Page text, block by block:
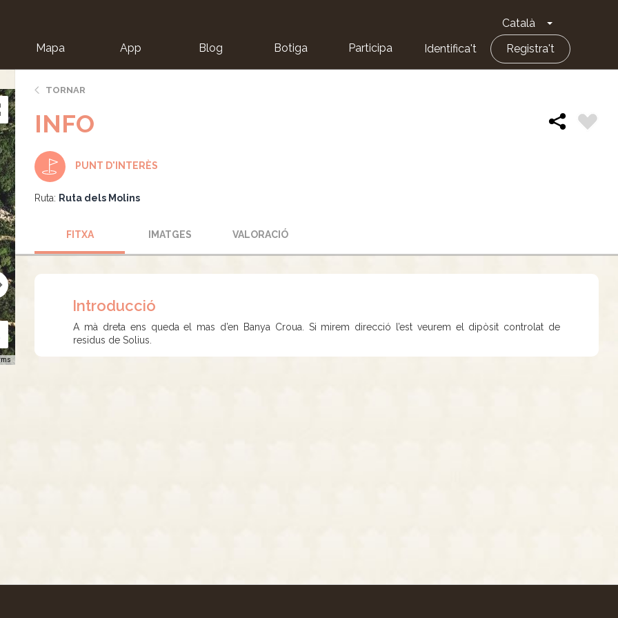
Català Toggle
Mapa App Blog Botiga Participa Identifica't Registra't
TORNAR
INFO
PUNT D'INTERÈS
Ruta: Ruta dels Molins
FITXA IMATGES VALORACIÓ
Introducció
A mà dreta ens queda el mas d’en Banya Croua. Si mirem direcció l’est veurem el dipòsit controlat de
residus de Solius.